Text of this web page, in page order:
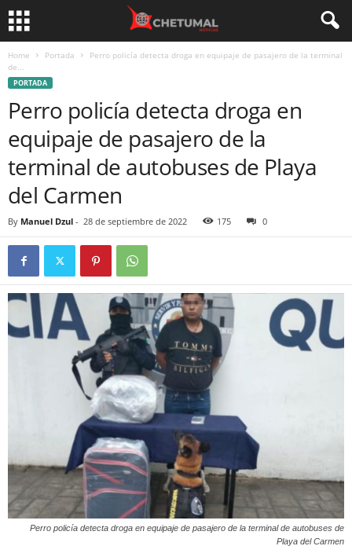
Home Portada
Perro policía detecta droga en equipaje de pasajero de la terminal
de...
PORTADA
Perro policía detecta droga en
equipaje de pasajero de la
terminal de autobuses de Playa
del Carmen
By Manuel Dzul - 28 de septiembre de 2022 175 0
Perro policía detecta droga en equipaje de pasajero de la terminal de autobuses de
Playa del Carmen